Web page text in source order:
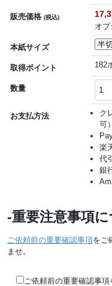
販売価格 (税込)
オ
本紙サイズ
取得ポイント 182
数量
お支払方法
ク
可）
楽
代
銀
-重要注意事項
ご依頼前の重要確認事項をご
ませ。
ご依頼前の重要確認事項